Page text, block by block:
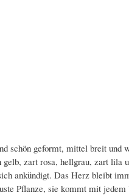
schön geformt, mittel breit
zart rosa, hellgrau, zart lila
ankündigt. Das Herz bleibt
Pflanze, sie kommt mit